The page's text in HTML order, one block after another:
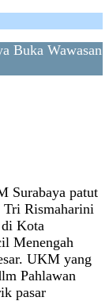
Buka Wawasan
Surabaya patut
Tri Rismaharini
di Kota
Menengah
UKM yang
Pahlawan
pasar